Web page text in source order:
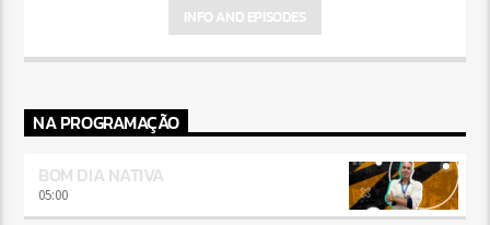
INFO AND EPISODES
NA PROGRAMAÇÃO
BOM DIA NATIVA
05:00